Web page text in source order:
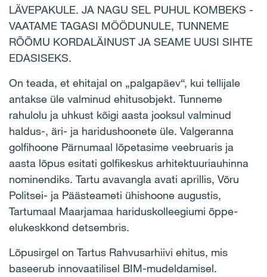
LÄVEPAKULE. JA NAGU SEL PUHUL KOMBEKS -
VAATAME TAGASI MÖÖDUNULE, TUNNEME
RÕÕMU KORDALÄINUST JA SEAME UUSI SIHTE
EDASISEKS.
On teada, et ehitajal on „palgapäev“, kui tellijale
antakse üle valminud ehitusobjekt. Tunneme
rahulolu ja uhkust kõigi aasta jooksul valminud
haldus-, äri- ja haridushoonete üle. Valgeranna
golfihoone Pärnumaal lõpetasime veebruaris ja
aasta lõpus esitati golfikeskus arhitektuuriauhinna
nominendiks. Tartu avavangla avati aprillis, Võru
Politsei- ja Päästeameti ühishoone augustis,
Tartumaal Maarjamaa hariduskolleegiumi õppe-
elukeskkond detsembris.
Lõpusirgel on Tartus Rahvusarhiivi ehitus, mis
baseerub innovaatilisel BIM-mudeldamisel.